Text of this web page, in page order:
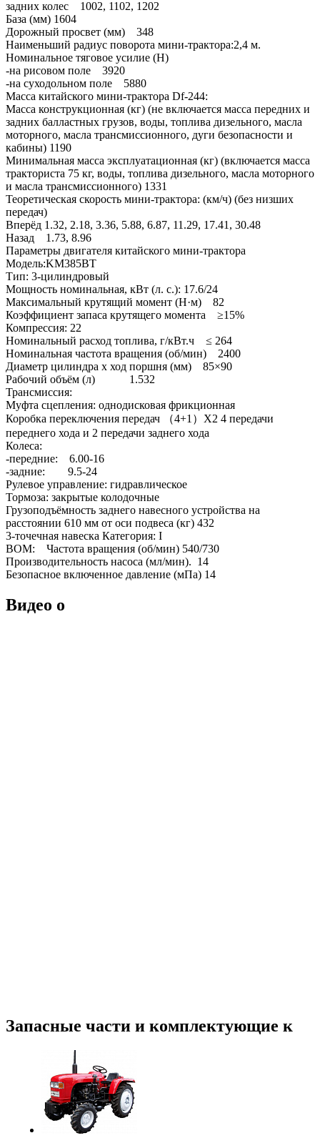
задних колес 1002, 1102, 1202
База (мм) 1604
Дорожный просвет (мм) 348
Наименьший радиус поворота мини-трактора:2,4 м.
Номинальное тяговое усилие (Н)
-на рисовом поле 3920
-на суходольном поле 5880
Масса китайского мини-трактора Df-244:
Масса конструкционная (кг) (не включается масса передних и
задних балластных грузов, воды, топлива дизельного, масла
моторного, масла трансмиссионного, дуги безопасности и
кабины) 1190
Минимальная масса эксплуатационная (кг) (включается масса
тракториста 75 кг, воды, топлива дизельного, масла моторного
и масла трансмиссионного) 1331
Теоретическая скорость мини-трактора: (км/ч) (без низших
передач)
Вперёд 1.32, 2.18, 3.36, 5.88, 6.87, 11.29, 17.41, 30.48
Назад 1.73, 8.96
Параметры двигателя китайского мини-трактора
Модель:KM385BT
Тип: 3-цилиндровый
Мощность номинальная, кВт (л. с.): 17.6/24
Максимальный крутящий момент (Н·м) 82
Коэффициент запаса крутящего момента ≥15%
Компрессия: 22
Номинальный расход топлива, г/кВт.ч ≤ 264
Номинальная частота вращения (об/мин) 2400
Диаметр цилиндра х ход поршня (мм) 85×90
Рабочий объём (л) 1.532
Трансмиссия:
Муфта сцепления: однодисковая фрикционная
Коробка переключения передач （4+1）X2 4 передачи
переднего хода и 2 передачи заднего хода
Колеса:
-передние: 6.00-16
-задние: 9.5-24
Рулевое управление: гидравлическое
Тормоза: закрытые колодочные
Грузоподъёмность заднего навесного устройства на
расстоянии 610 мм от оси подвеса (кг) 432
3-точечная навеска Категория: I
ВОМ: Частота вращения (об/мин) 540/730
Производительность насоса (мл/мин). 14
Безопасное включенное давление (мПа) 14
Видео о
Запасные части и комплектующие к